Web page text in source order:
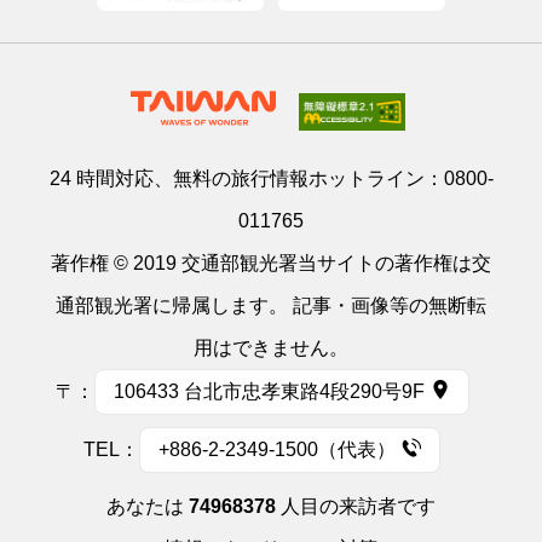
24 時間対応、無料の旅行情報ホットライン： 0800-
011765
著作権 © 2019 交通部観光署当サイトの著作権は交
通部観光署に帰属します。 記事・画像等の無断転
用はできません。
〒： 106433 台北市忠孝東路4段290号9F
TEL： +886-2-2349-1500（代表）
あなたは 74968378 人目の来訪者です